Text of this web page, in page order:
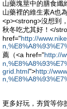
山藥塊莖中的膳食纖
山藥裡的維生素A也
<p><strong>沒想到
秋冬吃尤其好！</strong></p>
href="http://
薦（<a href="http://
grid.html">http://
更多好玩，夯貨等你